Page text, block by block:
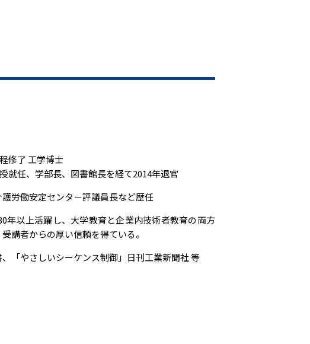
修了 工学博士
就任、学部長、図書館長を経て2014年退官
労働安定センタ－評議員長など歴任
年以上活躍し、大学教育と企業内技術者教育の両方
講者からの厚い信頼を得ている。
「やさしいシーケンス制御」日刊工業新聞社 等